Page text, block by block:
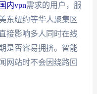
内vpn需求的用户，服
东纽约等华人聚集区
接影响多人同时在线
是否容易拥挤。智能
网站时不会因绕路回